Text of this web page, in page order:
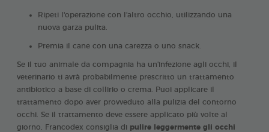
Ripeti l'operazione con l'altro occhio, utilizzando una
nuova garza pulita.
Premia il cane con una carezza o uno snack.
Se il tuo animale da compagnia ha un'infezione agli occhi, il
veterinario ti avrà probabilmente prescritto un trattamento
antibiotico a base di collirio o crema. Puoi applicare il
trattamento dopo aver provveduto alla pulizia del contorno
occhi. Se il trattamento deve essere applicato più volte al
giorno, Francodex consiglia di pulire leggermente gli occhi